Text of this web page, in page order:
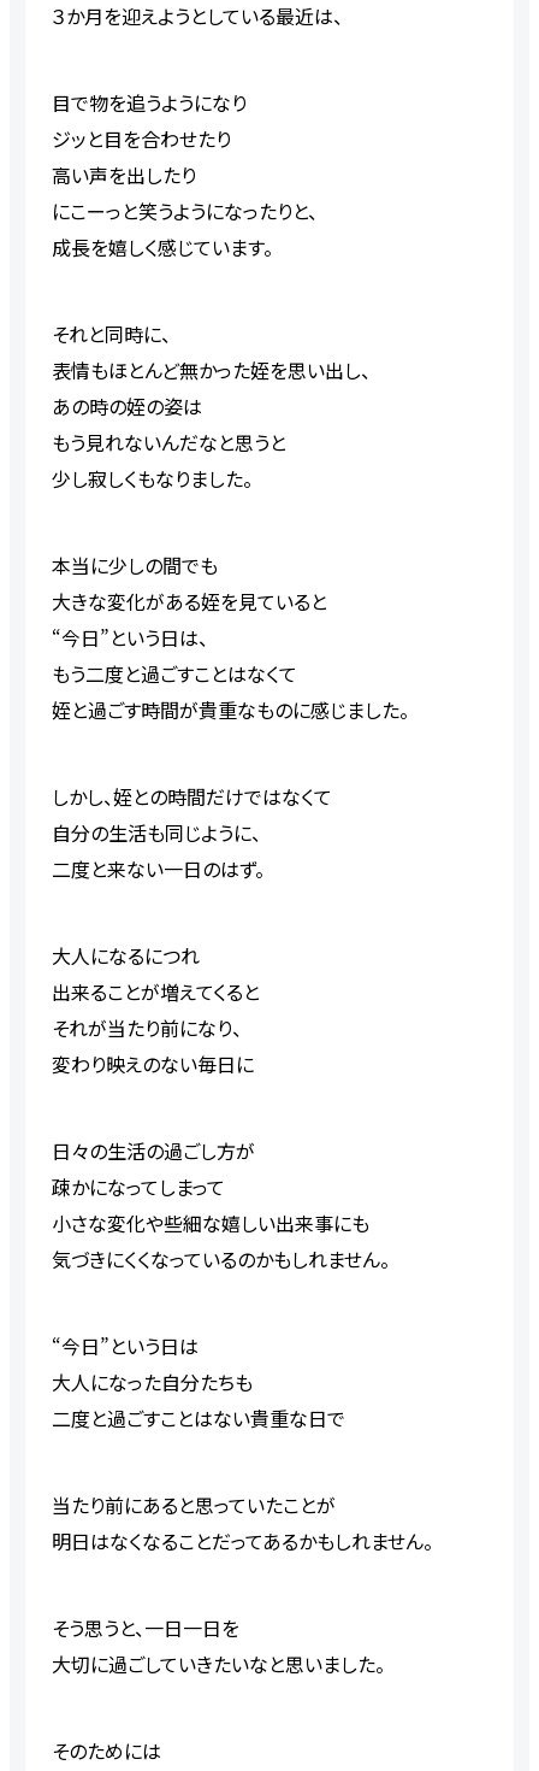
３か月を迎えようとしている最近は、
目で物を追うようになり
ジッと目を合わせたり
高い声を出したり
にこーっと笑うようになったりと、
成長を嬉しく感じています。
それと同時に、
表情もほとんど無かった姪を思い出し、
あの時の姪の姿は
もう見れないんだなと思うと
少し寂しくもなりました。
本当に少しの間でも
大きな変化がある姪を見ていると
“今日”という日は、
もう二度と過ごすことはなくて
姪と過ごす時間が貴重なものに感じました。
しかし、姪との時間だけではなくて
自分の生活も同じように、
二度と来ない一日のはず。
大人になるにつれ
出来ることが増えてくると
それが当たり前になり、
変わり映えのない毎日に
日々の生活の過ごし方が
疎かになってしまって
小さな変化や些細な嬉しい出来事にも
気づきにくくなっているのかもしれません。
“今日”という日は
大人になった自分たちも
二度と過ごすことはない貴重な日で
当たり前にあると思っていたことが
明日はなくなることだってあるかもしれません。
そう思うと、一日一日を
大切に過ごしていきたいなと思いました。
そのためには